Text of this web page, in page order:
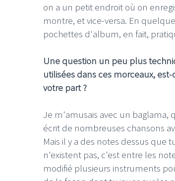
on a un petit endroit où on
montre, et vice-versa. En
pochettes d'album, en fait,
Une question un peu plus
utilisées dans ces morceaux,
votre part ?
Je m'amusais avec un baglama,
écrit de nombreuses chansons
Mais il y a des notes dessus que
n'existent pas, c'est entre les
modifié plusieurs instruments